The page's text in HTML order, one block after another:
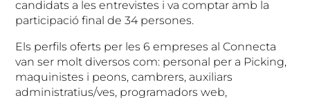
candidats a les entrevistes i va comptar amb la
participació final de 34 persones.
Els perfils oferts per les 6 empreses al Connecta
van ser molt diversos com: personal per a Picking,
maquinistes i peons, cambrers, auxiliars
administratius/ves, programadors web,